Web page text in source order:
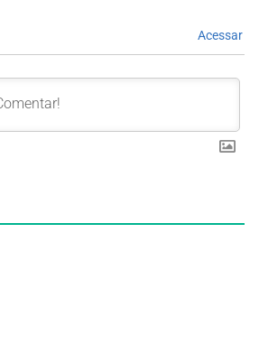
Acessar